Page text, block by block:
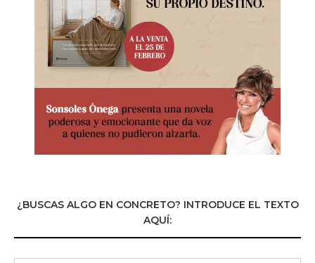
¿BUSCAS ALGO EN CONCRETO? INTRODUCE EL TEXTO
AQUÍ: